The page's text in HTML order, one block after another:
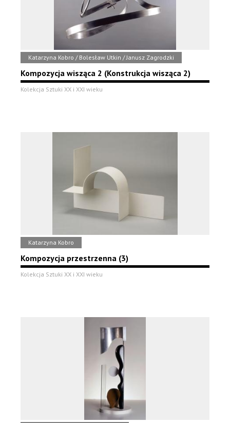
Katarzyna Kobro / Bolesław Utkin / Janusz Zagrodzki
Kompozycja wisząca 2 (Konstrukcja wisząca 2)
Kolekcja Sztuki XX i XXI wieku
Katarzyna Kobro
Kompozycja przestrzenna (3)
Kolekcja Sztuki XX i XXI wieku